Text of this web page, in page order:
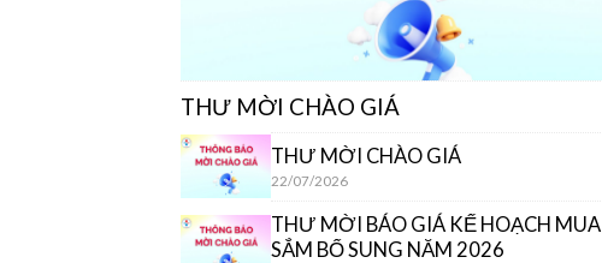
THƯ MỜI CHÀO GIÁ
THƯ MỜI CHÀO GIÁ
22/07/2026
THƯ MỜI BÁO GIÁ KẾ HOẠCH MUA
SẮM BỔ SUNG NĂM 2026